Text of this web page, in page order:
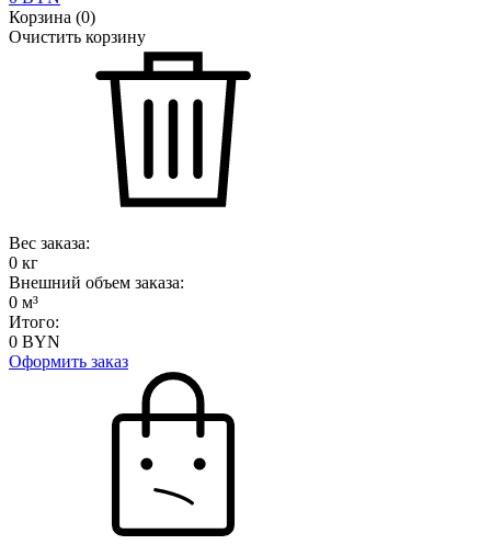
Корзина (0)
Очистить корзину
Вес заказа:
0 кг
Внешний объем заказа:
0 м³
Итого:
0 BYN
Оформить заказ